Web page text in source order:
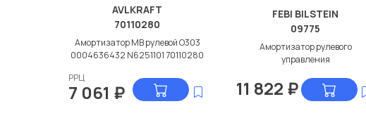
AVLKRAFT
70110280
Амортизатор МВ рулевой O303
0004636432 N6251101 70110280
РРЦ
7 061 ₽
FEBI BILSTEIN
09775
Амортизатор рулевого
управления
11 822 ₽